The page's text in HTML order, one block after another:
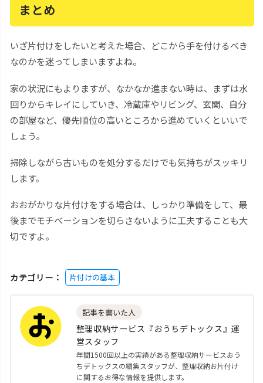
まとめ
いざ片付けをしたいと考えた場合、どこから手を付けるべき
なのかを迷ってしまいますよね。
家の状況にもよりますが、なかなか進まない時は、まずは水
回りからキレイにしていき、冷蔵庫やリビング、玄関、自分
の部屋など、優先順位の高いところから進めていくといいで
しょう。
掃除しながら古いものを処分するだけでも気持ちがスッキリ
します。
おおがかりな片付けをする場合は、しっかり準備をして、最
後までモチベーションを切らさないように工夫することも大
切ですよ。
カテゴリー： 片付けの基本
記事を書いた人
整理収納サービス『おうちデトックス』運
営スタッフ
年間1500回以上の実績がある整理収納サービスおう
ちデトックスの編集スタッフが、整理収納お片付け
に関するお得な情報を提供します。